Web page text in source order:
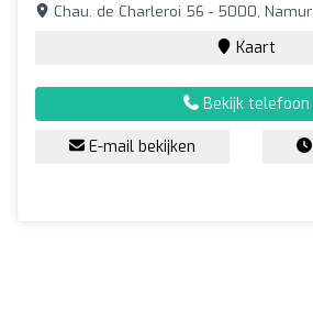
Chau. de Charleroi 56 - 5000, Namur
Kaart
Bekijk telefoon
E-mail bekijken